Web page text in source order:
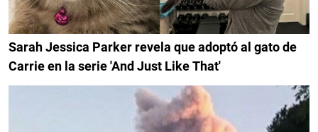
Sarah Jessica Parker revela que adoptó al gato de
Carrie en la serie 'And Just Like That'